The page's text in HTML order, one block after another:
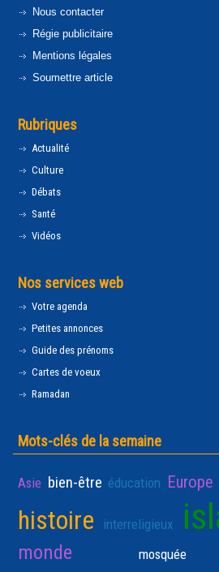
Nous contacter
Régie publicitaire
Mentions légales
Soumettre article
Rubriques
Actualité
Culture
Débats
Santé
Vidéos
Nos services web
Votre agenda
Petites annonces
Guide des prénoms
Cartes de voeux
Ramadan
Mots-clés de la semaine
Asie bien-être éducation Europe
histoire interreligieux
monde mosquée